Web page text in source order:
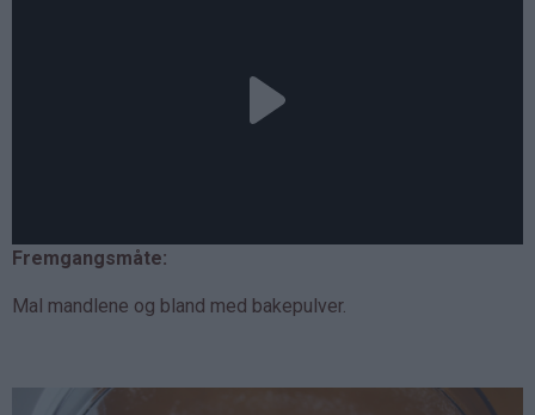
Fremgangsmåte:
Mal mandlene og bland med bakepulver.